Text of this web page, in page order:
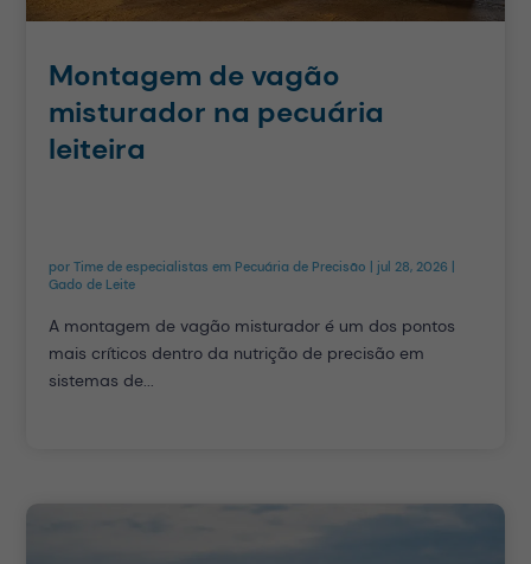
Montagem de vagão
misturador na pecuária
leiteira
porTime de especialistas em Pecuária de Precisão | jul 28, 2026 |
Gado de Leite
A montagem de vagão misturador é um dos pontos
mais críticos dentro da nutrição de precisão em
sistemas de...